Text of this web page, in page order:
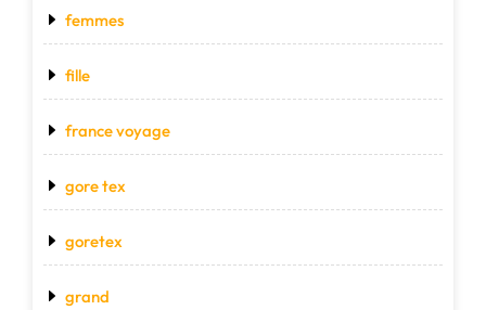
femmes
fille
france voyage
gore tex
goretex
grand